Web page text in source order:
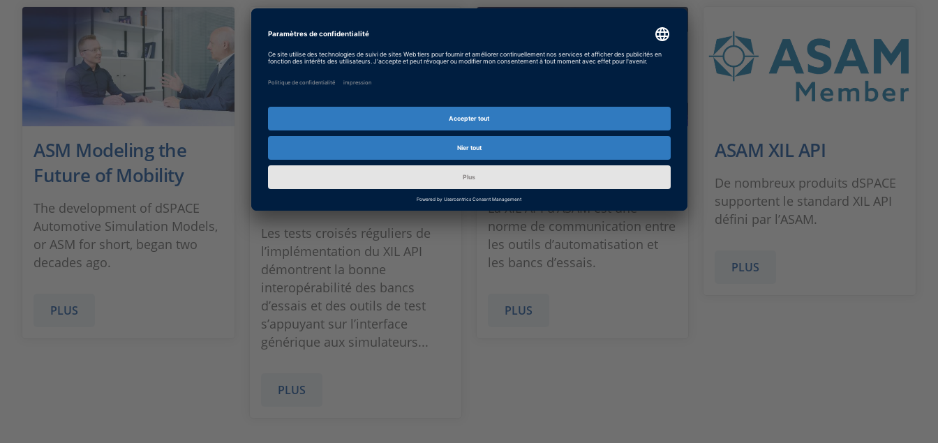
ASM Modeling the
Future of Mobility
The development of dSPACE
Automotive Simulation Models,
or ASM for short, began two
decades ago.
PLUS
l’implémentation du
Les tests croisés réguliers de
l’implémentation du XIL API
démontrent la bonne
interopérabilité des bancs
d’essais et des outils de test
s’appuyant sur l’interface
générique aux simulateurs...
PLUS
La XIL API d’ASAM est une
norme de communication entre
les outils d’automatisation et
les bancs d’essais.
PLUS
ASAM XIL API
De nombreux produits dSPACE
supportent le standard XIL API
défini par l’ASAM.
PLUS